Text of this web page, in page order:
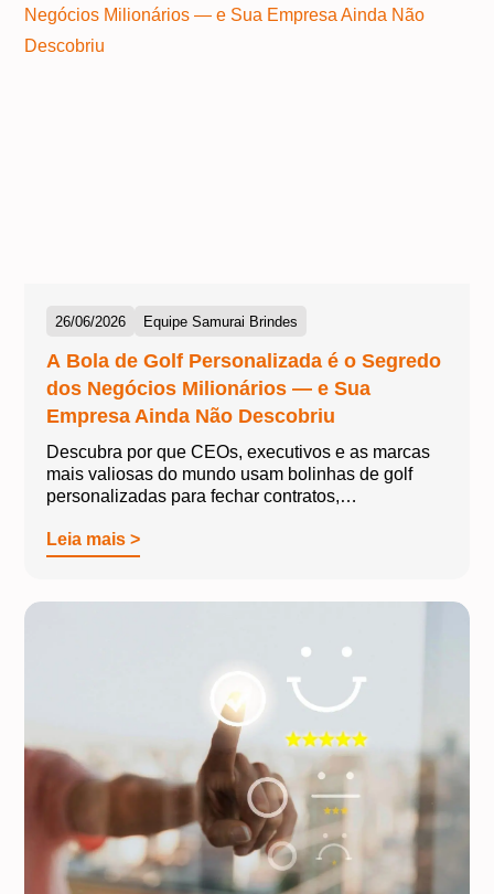
26/06/2026 Equipe Samurai Brindes
A Bola de Golf Personalizada é o Segredo
dos Negócios Milionários — e Sua
Empresa Ainda Não Descobriu
Descubra por que CEOs, executivos e as marcas
mais valiosas do mundo usam bolinhas de golf
personalizadas para fechar contratos,…
Leia mais >